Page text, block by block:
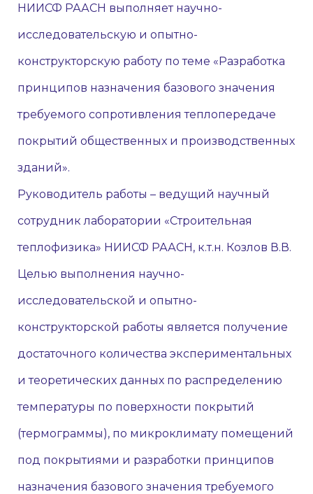
НИИСФ РААСН выполняет научно-
исследовательскую и опытно-
конструкторскую работу по теме «Разработка
принципов назначения базового значения
требуемого сопротивления теплопередаче
покрытий общественных и производственных
зданий».
Руководитель работы – ведущий научный
сотрудник лаборатории «Строительная
теплофизика» НИИСФ РААСН, к.т.н. Козлов В.В.
Целью выполнения научно-
исследовательской и опытно-
конструкторской работы является получение
достаточного количества экспериментальных
и теоретических данных по распределению
температуры по поверхности покрытий
(термограммы), по микроклимату помещений
под покрытиями и разработки принципов
назначения базового значения требуемого